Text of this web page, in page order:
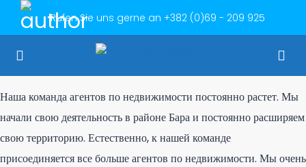
Rufen Sie uns gerne an +382 (0)69 - 209 925
Наша команда агентов по недвижимости постоянно растет. Мы
начали свою деятельность в районе Бара и постоянно расширяем
свою территорию. Естественно, к нашей команде
присоединяется все больше агентов по недвижимости. Мы очень